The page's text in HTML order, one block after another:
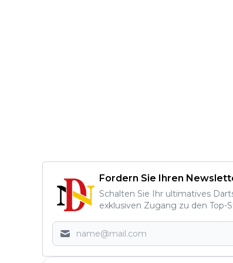
Fordern Sie Ihren
Schalten Sie Ihr ultimatives
exklusiven Zugang zu den Top-